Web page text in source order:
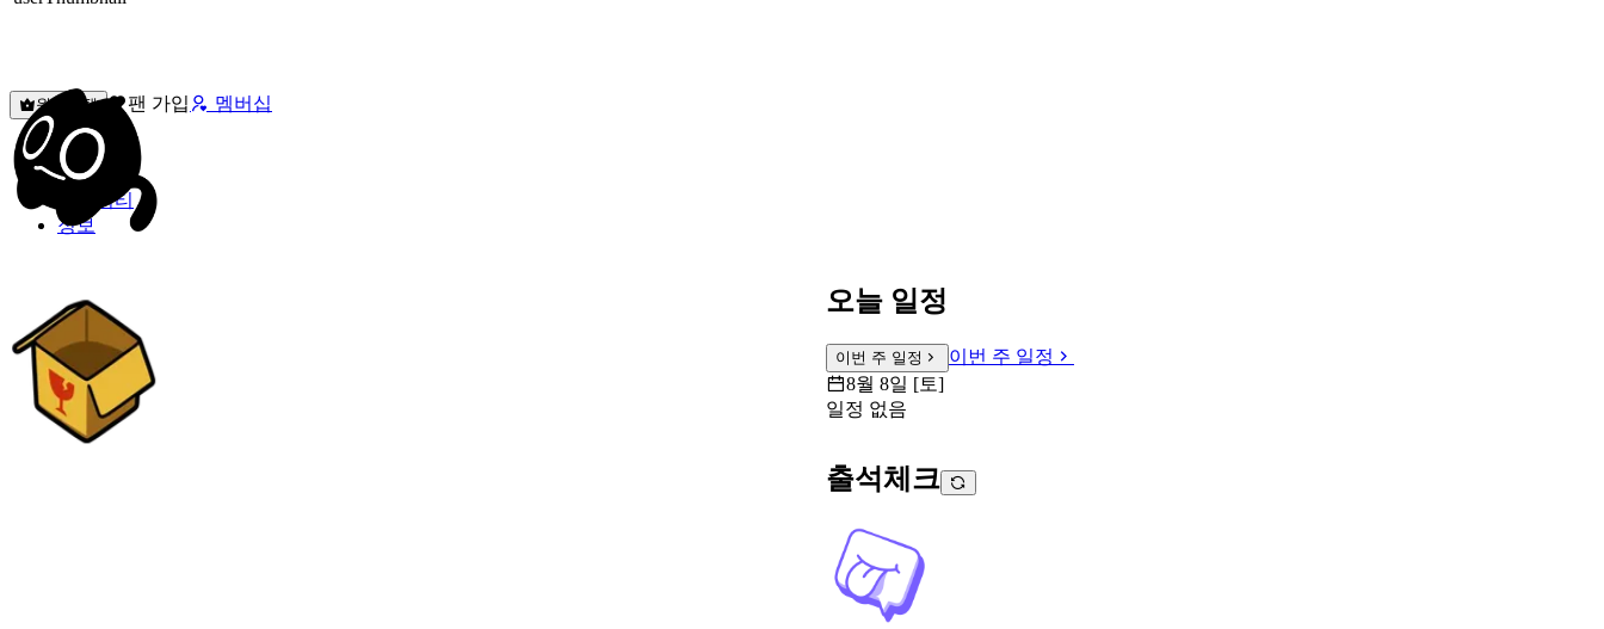
원픽선택 팬 가입 멤버십
밐타운
피드
커뮤니티
정보
오늘 일정
이번 주 일정
이번 주 일정
8월 8일 [토]
일정 없음
출석체크